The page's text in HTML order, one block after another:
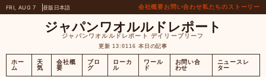
FRI, AUG 7 昼版 日本語 会社概要お問い合わせ私たちのストーリー
ジャパンワオルルドレポート
ジャパンワオルルドレポート デイリーブリーフ
更新 13:0116 本日の記事
ホー
ム
天
気
会社概
要
ブロ
グ
ローカ
ル
ワール
ド
お問い合
わせ
ニュースレ
ター